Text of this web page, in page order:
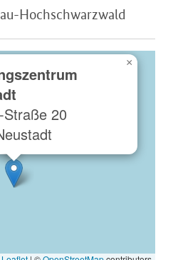
Hochschwarzwald
Straße 20
×